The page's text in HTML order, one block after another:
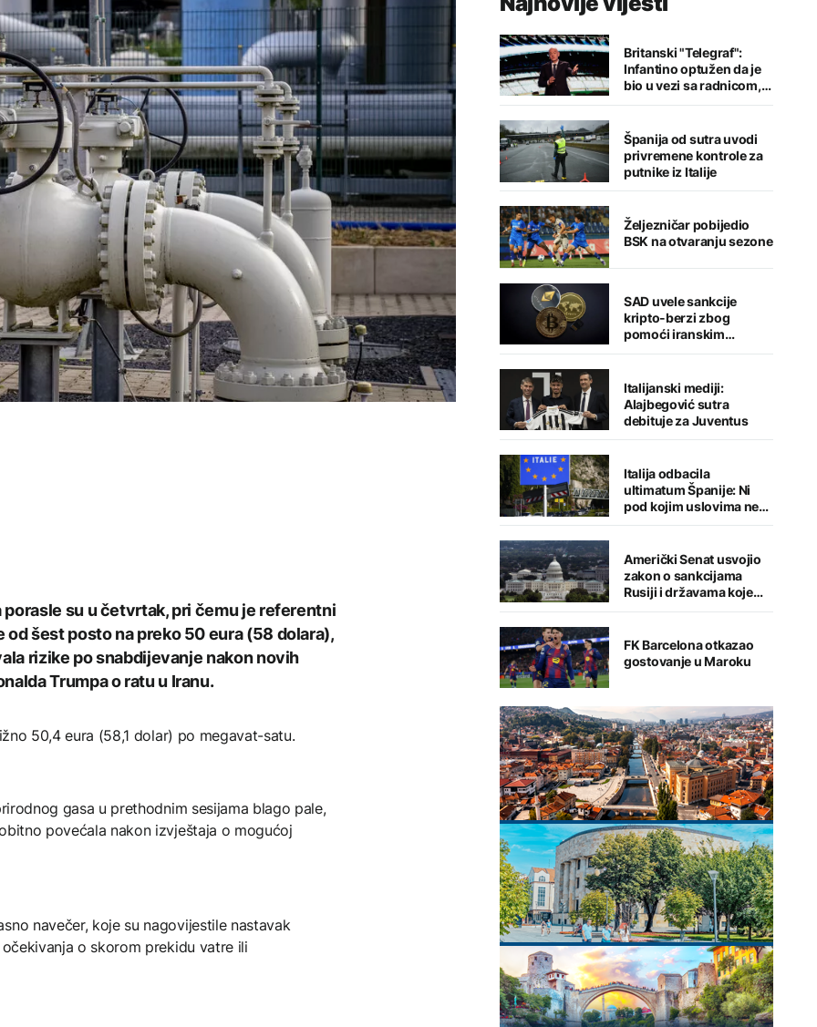
su u četvrtak, pri čemu je referentni
šest posto na preko 50 eura (58 dolara),
rizike po snabdijevanje nakon novih
Trumpa o ratu u Iranu.
50,4 eura (58,1 dolar) po megavat-satu.
gasa u prethodnim sesijama blago pale,
povećala nakon izvještaja o mogućoj
navečer, koje su nagovijestile nastavak
o skorom prekidu vatre ili
Britanski "Telegraf":
Infantino optužen da je
bio u vezi sa radnicom,
FIFA odbacila navode
Španija od sutra uvodi
privremene kontrole za
putnike iz Italije
Željezničar pobijedio
BSK na otvaranju sezone
SAD uvele sankcije
kripto-berzi zbog
pomoći iranskim
snagama
Italijanski mediji:
Alajbegović sutra
debituje za Juventus
Italija odbacila
ultimatum Španije: Ni
pod kojim uslovima ne
namjeravamo da
Američki Senat usvojio
zakon o sankcijama
Rusiji i državama koje
kupuju njenu naftu i gas
FK Barcelona otkazao
gostovanje u Maroku